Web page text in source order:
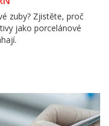
zuby? Zjistěte, proč
jako porcelánové